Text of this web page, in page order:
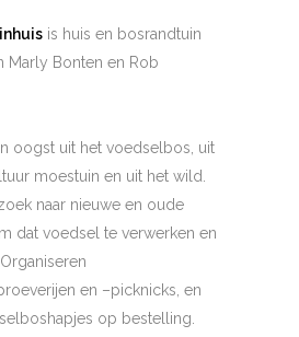
is huis en bosrandtuin
Marly Bonten en Rob
oogst uit het voedselbos, uit
moestuin en uit het wild.
naar nieuwe en oude
dat voedsel te verwerken en
en –picknicks, en
op bestelling.